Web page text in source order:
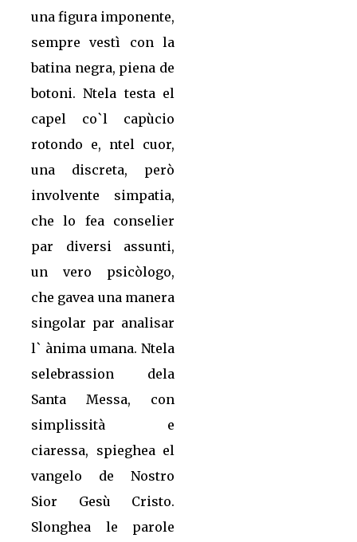
una figura imponente,
sempre vestì con la
batina negra, piena de
botoni. Ntela testa el
capel co`l capùcio
rotondo e, ntel cuor,
una discreta, però
involvente simpatia,
che lo fea conselier
par diversi assunti,
un vero psicòlogo,
che gavea una manera
singolar par analisar
l` ànima umana. Ntela
selebrassion dela
Santa Messa, con
simplissità e
ciaressa, spieghea el
vangelo de Nostro
Sior Gesù Cristo.
Slonghea le parole